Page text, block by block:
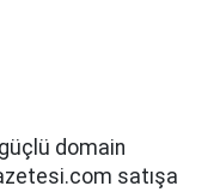
domain
satışa